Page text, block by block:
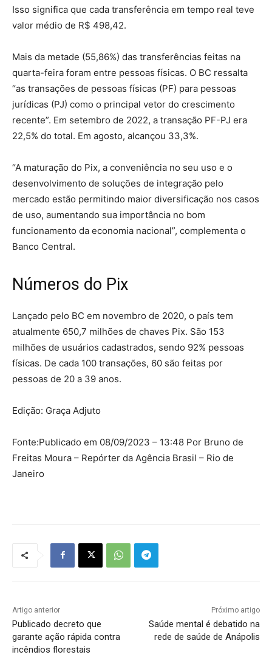
Isso significa que cada transferência em tempo real teve
valor médio de R$ 498,42.
Mais da metade (55,86%) das transferências feitas na
quarta-feira foram entre pessoas físicas. O BC ressalta
“as transações de pessoas físicas (PF) para pessoas
jurídicas (PJ) como o principal vetor do crescimento
recente”. Em setembro de 2022, a transação PF-PJ era
22,5% do total. Em agosto, alcançou 33,3%.
“A maturação do Pix, a conveniência no seu uso e o
desenvolvimento de soluções de integração pelo
mercado estão permitindo maior diversificação nos casos
de uso, aumentando sua importância no bom
funcionamento da economia nacional”, complementa o
Banco Central.
Números do Pix
Lançado pelo BC em novembro de 2020, o país tem
atualmente 650,7 milhões de chaves Pix. São 153
milhões de usuários cadastrados, sendo 92% pessoas
físicas. De cada 100 transações, 60 são feitas por
pessoas de 20 a 39 anos.
Edição: Graça Adjuto
Fonte:Publicado em 08/09/2023 – 13:48 Por Bruno de
Freitas Moura – Repórter da Agência Brasil – Rio de
Janeiro
Artigo anterior
Publicado decreto que
garante ação rápida contra
incêndios florestais
Próximo artigo
Saúde mental é debatido na
rede de saúde de Anápolis